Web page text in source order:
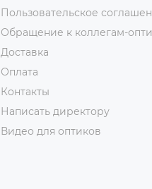
Пользовательское
Обращение к коллегам-
Доставка
Оплата
Контакты
Написать директору
Видео для оптиков